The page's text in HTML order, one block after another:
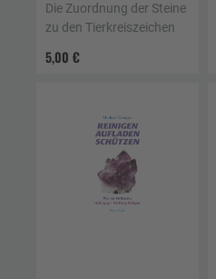
5,00 €
Die Zuordnung der Steine
zu den Tierkreiszeichen